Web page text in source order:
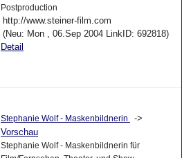
Postproduction
http://www.steiner-film.com
(Neu: Mon , 06.Sep 2004 LinkID: 692818)
Detail
Stephanie Wolf - Maskenbildnerin
->
Vorschau
Stephanie Wolf - Maskenbildnerin für